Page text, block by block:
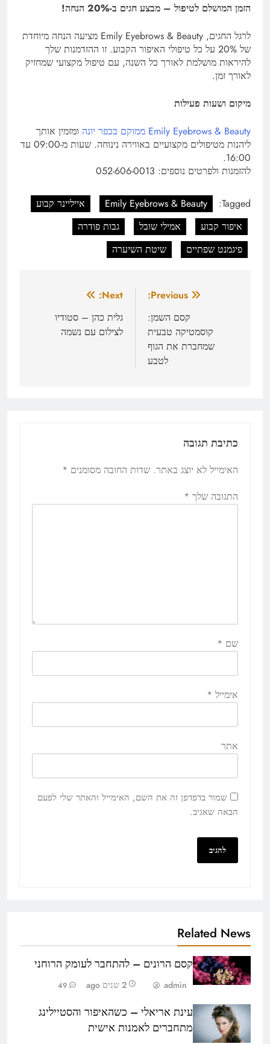
הזמן המושלם לטיפול – מבצע חגים ב-20% הנחה!
לרגל החגים, Emily Eyebrows & Beauty מציעה הנחה מיוחדת
של 20% על כל טיפולי האיפור הקבוע. זו ההזדמנות שלך
להיראות מושלמת לאורך כל השנה, עם טיפול מקצועי שמחזיק
לאורך זמן.
מיקום ושעות פעילות
Emily Eyebrows & Beauty ממוקם בכפר יונה
ומזמין אותך
ליהנות מטיפולים מקצועיים באווירה נינוחה. שעות מ-09:00 עד
16:00.
להזמנות ולפרטים נוספים: 052-606-0013
Tagged:
Emily Eyebrows & Beauty
אייליינר קבוע
איפור קבוע
אמילי שובל
גבות פודרה
פיגמנט שפתיים
שיטת השיערה
Previous:
קסם השמן:
קוסמטיקה טבעית
שמחברת את הגוף
לטבע
Next:
גלית כהן – סטודיו
לצילום עם נשמה
כתיבת תגובה
האימייל לא יוצג באתר. שדות החובה מסומנים *
התגובה שלך *
שם *
אימייל *
אתר
שמור בדפדפן זה את השם, האימייל והאתר שלי לפעם
הבאה שאגיב.
Related News
קסם הרונים – להתחבר לעומק הרוחני
admin 2 שנים ago 49
עינת אריאלי – כשהאיפור והסטיילינג
מתחברים לאמנות אישית